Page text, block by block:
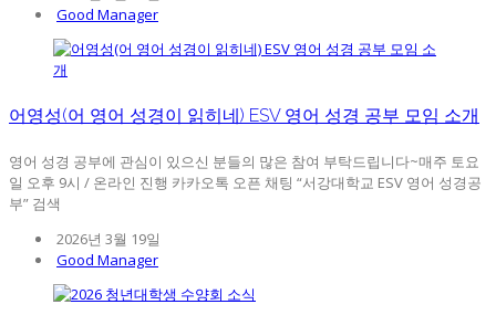
Good Manager
어영성(어 영어 성경이 읽히네) ESV 영어 성경 공부 모임 소개
영어 성경 공부에 관심이 있으신 분들의 많은 참여 부탁드립니다~매주 토요
일 오후 9시 / 온라인 진행 카카오톡 오픈 채팅 “서강대학교 ESV 영어 성경공
부” 검색
2026년 3월 19일
Good Manager